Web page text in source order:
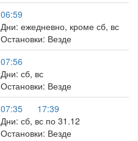
06:59
Дни: ежедневно, кроме сб, вс
Остановки: Везде
07:56
Дни: сб, вс
Остановки: Везде
07:35
17:39
Дни: сб, вс по 31.12
Остановки: Везде